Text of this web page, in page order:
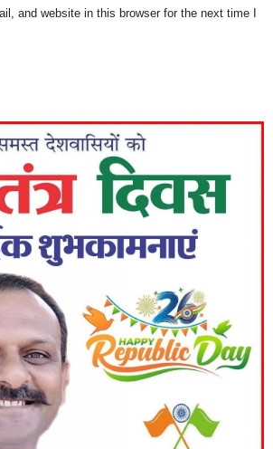
and website in this browser for the next time I